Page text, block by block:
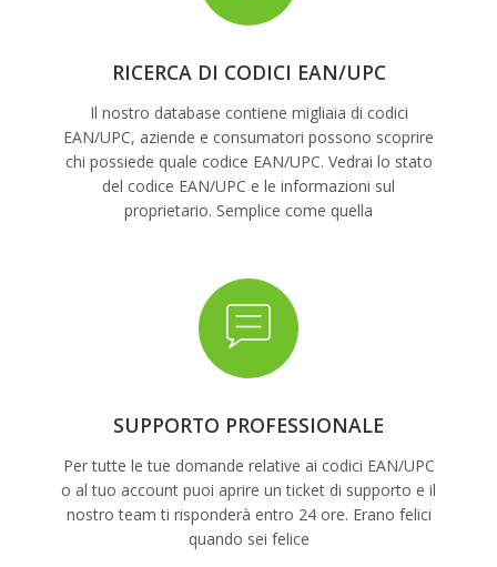
RICERCA DI CODICI EAN/UPC
Il nostro database contiene migliaia di codici
EAN/UPC, aziende e consumatori possono scoprire
chi possiede quale codice EAN/UPC. Vedrai lo stato
del codice EAN/UPC e le informazioni sul
proprietario. Semplice come quella
SUPPORTO PROFESSIONALE
Per tutte le tue domande relative ai codici EAN/UPC
o al tuo account puoi aprire un ticket di supporto e il
nostro team ti risponderà entro 24 ore. Erano felici
quando sei felice